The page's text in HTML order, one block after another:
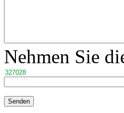
Nehmen Sie